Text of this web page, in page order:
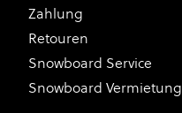
Zahlung
Retouren
Snowboard Service
Snowboard Vermietung